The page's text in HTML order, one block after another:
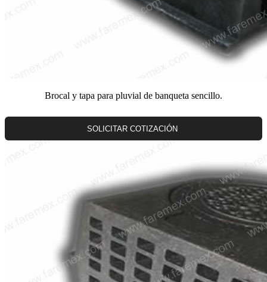
Brocal y tapa para pluvial de banqueta sencillo.